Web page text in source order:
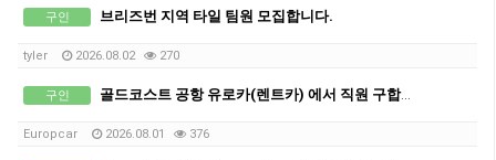
구인 브리즈번 지역 타일 팀원 모집합니다.
tyIer 2026.08.02 270
구인 골드코스트 공항 유로카(렌트카) 에서 직원 구합니다
Europcar 2026.08.01 376